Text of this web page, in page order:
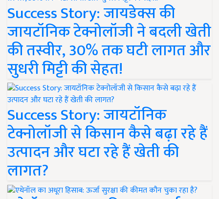
Success Story: जायडेक्स की
जायटॉनिक टेक्नोलॉजी ने बदली खेती
की तस्वीर, 30% तक घटी लागत और
सुधरी मिट्टी की सेहत!
Success Story: जायटॉनिक
टेक्नोलॉजी से किसान कैसे बढ़ा रहे हैं
उत्पादन और घटा रहे हैं खेती की
लागत?